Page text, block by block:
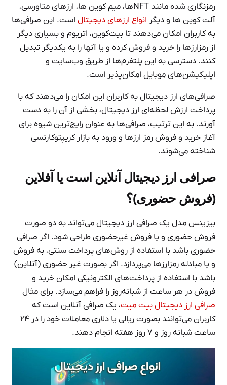
رمزنگاری شده مانند NFTها، میم کوین ها، ارزهای متاورسی،
آلت کوین ها و دیگر انواع ارزهای دیجیتالاست. این صرافی‌ها
به کاربران امکان می‌دهند تا بیت‌کوین، اتریوم و بسیاری دیگر
از رمزارزها را خرید و فروش کرده و یا آنها را به یکدیگر تبدیل
کنند. دسترسی به این پلتفرم‌ها از طریق وب‌سایت و
اپلیکیشن‌های موبایل امکان‌پذیر است.
صرافی‌های ارز دیجیتال به کاربران این امکان را می‌دهند که با
پرداخت ارزش لحظه‌ای ارز دیجیتال، بخشی از آن را به دست
آورند. به این ترتیب، صرافی‌ها به عنوان رایج‌ترین شیوه برای
آغاز خرید و فروش رمز ارزها و ورود به بازار کریپتوکارنسی
شناخته می‌شوند.
صرافی ارز دیجیتال آنلاین است یا آفلاین
(فروش حضوری)؟
بیزینس مدل یک صرافی‌ ارز دیجیتال می‌تواند به دو صورت
فروش حضوری و یا فروش غیرحضوری طراحی ‌شود. اگر صرافی
حضوری باشد با استفاده از روش‌های پرداخت سنتی، به فروش
و یا مبادله رمزارزها می‌پردازد. اگر بصورت غیر حضوری (آنلاین)
باشد با استفاده از پرداخت‌های الکترونیکی امکان خرید و
فروش در هر ساعت از شبانه‌روز را فراهم می‌سازد. برای مثال
صرافی ارز دیجیتال بیت میت، یک صرافی آنلاین است که
کاربران می‌توانند بصورت ریالی یا دلاری معاملات خود را در ۲۴
ساعت شبانه روز و ۷ روز هفته انجام دهند.